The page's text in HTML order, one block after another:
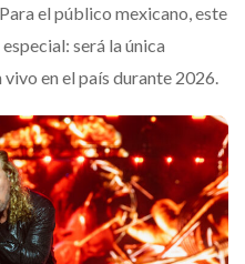
el público mexicano, este
será la única
vivo en el país durante 2026.